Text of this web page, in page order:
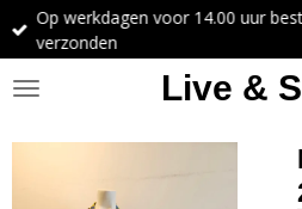
Ga
direct
de
Live &
Op werkdagen voor 14.00 uur
verzonden